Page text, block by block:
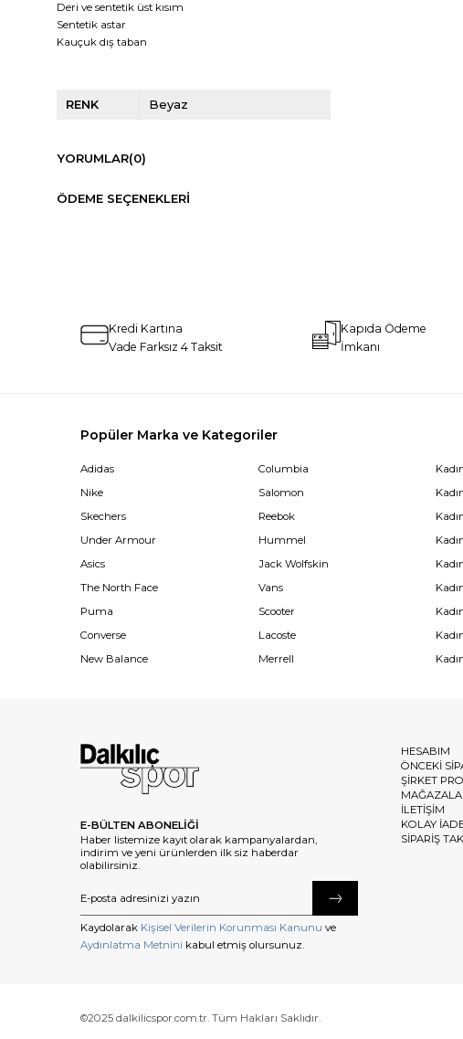
Deri ve sentetik üst kısım
Sentetik astar
Kauçuk dış taban
RENK Beyaz
YORUMLAR(0)
ÖDEME SEÇENEKLERI
Kredi Kartına
Vade Farksız 4 Taksit
Kapıda Ödeme
İmkanı
Popüler Marka ve Kategoriler
Adidas
Nike
Skechers
Under Armour
Asics
The North Face
Puma
Converse
New Balance
Columbia
Salomon
Reebok
Hummel
Jack Wolfskin
Vans
Scooter
Lacoste
Merrell
E-BÜLTEN ABONELİĞİ
Haber listemize kayıt olarak kampanyalardan,
indirim ve yeni ürünlerden ilk siz haberdar
olabilirsiniz.
Kaydolarak Kişisel Verilerin Korunması Kanunu ve
Aydınlatma Metnini kabul etmiş olursunuz.
HESABIM
ÖNCEKİ
ŞİRKET
İLETİŞİM
KOLAY
SİPARİŞ
©2025 dalkilicspor.com.tr. Tüm Hakları Saklıdır.